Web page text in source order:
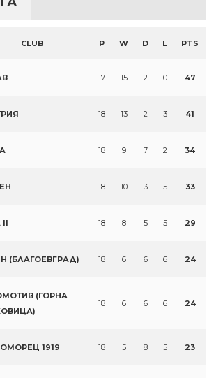
CLUB P W D L PTS
17 15 2 0 47
18 13 2 3 41
18 9 7 2 34
18 10 3 5 33
II 18 8 5 5 29
(БЛАГОЕВГРАД) 18 6 6 6 24
(ГОРНА
18 6 6 6 24
1919 18 5 8 5 23